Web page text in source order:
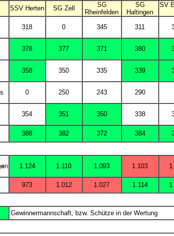
SSV Herten SG Zell
SG
Rheinfelden
SG
Haltingen
SV
318 0 345 311
378 377 371 380
358 350 335 339
0 250 243 290
354 351 350 338
388 382 372 384
n 1.124 1.110 1.093 1.103
973 1.012 1.027 1.114
Gewinnermannschaft, bzw. Schütze in der Wertung